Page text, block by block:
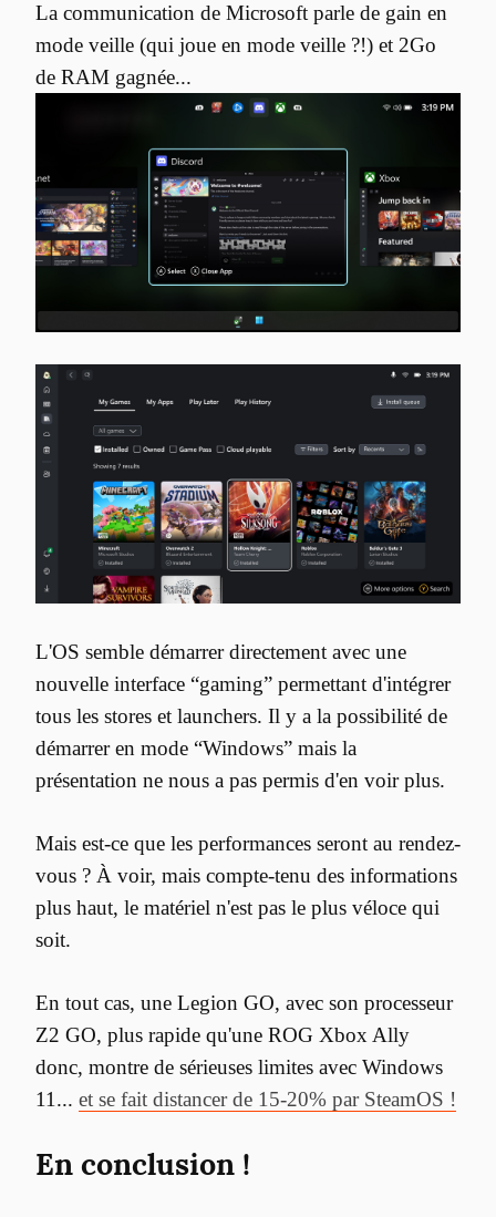
La communication de Microsoft parle de gain en
mode veille (qui joue en mode veille ?!) et 2Go
L'OS semble démarrer directement avec une
nouvelle interface “gaming” permettant d'intégrer
tous les stores et launchers. Il y a la possibilité de
démarrer en mode “Windows” mais la
présentation ne nous a pas permis d'en voir plus.
Mais est-ce que les performances seront au rendez-
vous ? À voir, mais compte-tenu des informations
plus haut, le matériel n'est pas le plus véloce qui
soit.
En tout cas, une Legion GO, avec son processeur
Z2 GO, plus rapide qu'une ROG Xbox Ally
donc, montre de sérieuses limites avec Windows
11... et se fait distancer de 15-20% par SteamOS !
En conclusion !